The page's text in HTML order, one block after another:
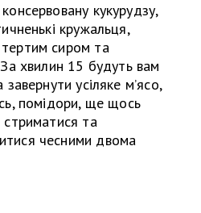
кукурудзу,
кружальця,
сиром та
хвилин 15 будуть вам
усіляке м’ясо,
помідори, ще щось
та
чесними двома